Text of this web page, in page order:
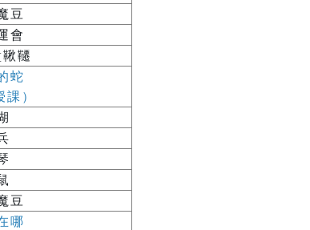
豆
會
韆
蛇
課）
豆
哪